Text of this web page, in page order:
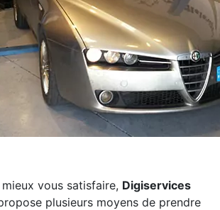
vous satisfaire, Digiservices
plusieurs moyens de prendre